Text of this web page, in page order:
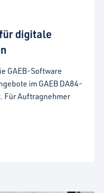
digitale
GAEB-Software
im GAEB DA84-
Für Auftragnehmer